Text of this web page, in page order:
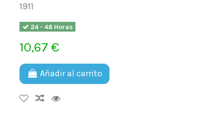
1911
24 - 48 Horas
10,67 €
Añadir al carrito